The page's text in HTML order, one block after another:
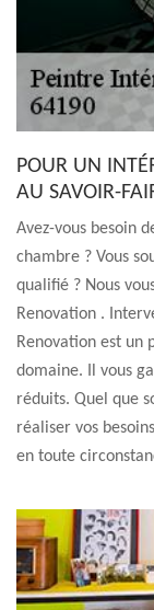
POUR UN
AU SAVOIR-
Avez-vous besoin
chambre ? Vous
qualifié ? Nous
Renovation .
Renovation est un
domaine. Il vous
réduits. Quel que
réaliser vos
en toute